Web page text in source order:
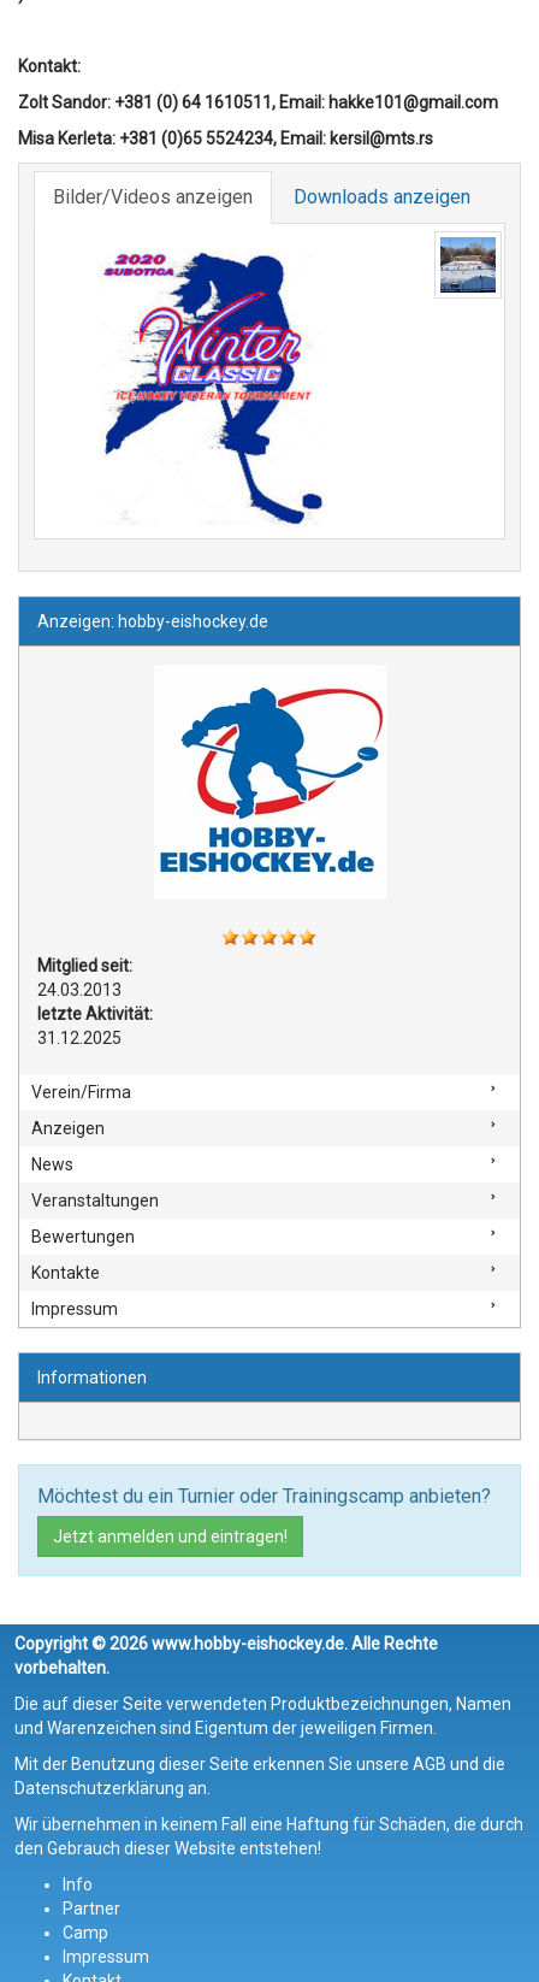
Kontakt:
Zolt Sandor: +381 (0) 64 1610511, Email: hakke101@gmail.com
Misa Kerleta: +381 (0)65 5524234, Email: kersil@mts.rs
Bilder/Videos anzeigen Downloads anzeigen
Anzeigen: hobby-eishockey.de
Mitglied seit:
24.03.2013
letzte Aktivität:
31.12.2025
Verein/Firma
Anzeigen
News
Veranstaltungen
Bewertungen
Kontakte
Impressum
Informationen
Möchtest du ein Turnier oder Trainingscamp anbieten?
Jetzt anmelden und eintragen!
Copyright © 2026 www.hobby-eishockey.de. Alle Rechte
vorbehalten.
Die auf dieser Seite verwendeten Produktbezeichnungen, Namen
und Warenzeichen sind Eigentum der jeweiligen Firmen.
Mit der Benutzung dieser Seite erkennen Sie unsere AGB und die
Datenschutzerklärung an.
Wir übernehmen in keinem Fall eine Haftung für Schäden, die durch
den Gebrauch dieser Website entstehen!
Info
Partner
Camp
Impressum